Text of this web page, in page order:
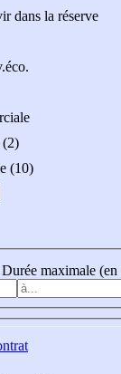
dans la réserve
(2)
(10)
Durée maximale (en